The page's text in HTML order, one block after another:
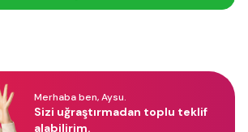
Merhaba ben, Aysu.
Sizi uğraştırmadan toplu teklif
alabilirim.